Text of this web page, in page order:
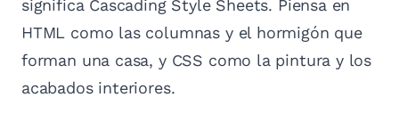
significa Cascading Style Sheets. Piensa en
HTML como las columnas y el hormigón que
forman una casa, y CSS como la pintura y los
acabados interiores.